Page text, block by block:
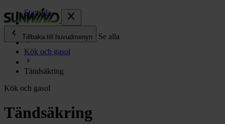
close
chevron_left
Tillbaka till huvudmenyn Se alla
Energi chevron_right
Värme chevron_right
Vatten chevron_right
Startsida
Kök och gasol
Tändsäkring
Kök och gasol
Tändsäkring